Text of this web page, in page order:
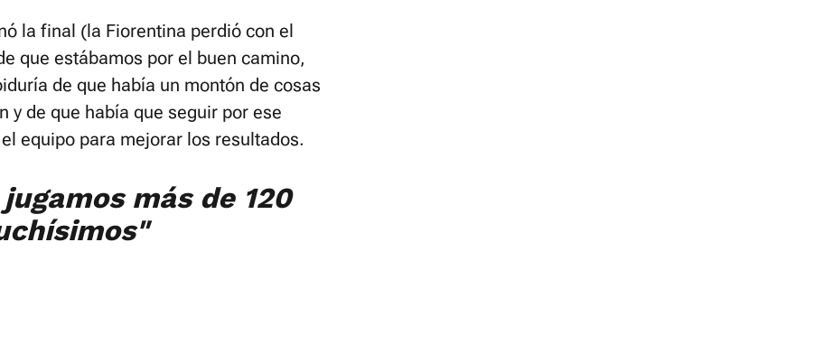
la final (la Fiorentina perdió con el
que estábamos por el buen camino,
de que había un montón de cosas
y de que había que seguir por ese
equipo para mejorar los resultados.
más de 120